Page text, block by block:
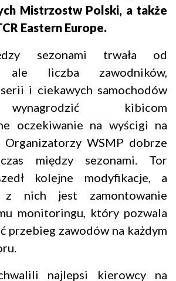
Mistrzostw Polski, a także
Eastern Europe.
sezonami trwała od
ale liczba zawodników,
i ciekawych samochodów
kibicom
oczekiwanie na wyścigi na
Organizatorzy WSMP dobrze
między sezonami. Tor
kolejne modyfikacje, a
z nich jest zamontowanie
monitoringu, który pozwala
przebieg zawodów na każdym
najlepsi kierowcy na